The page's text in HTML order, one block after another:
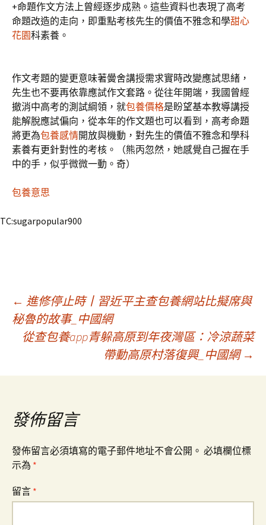
+命題作文方法上曾經逐步成熟。這些資料也表現了高考
命題改造的走向，即重點考核先生的價值不雅念和學甜心
花園科素養。
作文考題的變更意味著黌舍講授需求實時改變應試思緒，
先生也不要再依靠應試作文套路。從往年開端，我國曾經
撤消中高考的測試綱領，就包養價格是盼望基本教導講授
能解脫應試偏向，從本年的作文題也可以看到，高考命題
將更為包養感情開放與機動，對先生的價值不雅念和學科
素養有更針對性的考核。（熊丙忽然，她感覺自己握在手
中的手，似乎微微一動。奇）
包養意思
TC:sugarpopular900
文
章
導
覽
← 進修停止時丨習近平主查包養網站比擬席與
秘魯的故事_中國網
從查包養app青躲高原到年夜灣區：冷涼蔬菜
帶動高原村落復興_中國網 →
發佈留言
發佈留言必須填寫的電子郵件地址不會公開。 必填欄位標
示為 *
留言 *